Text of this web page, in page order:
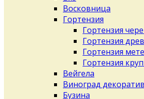
Восковница
Гортензия
Гортензия
Гортензия
Гортензия
Гортензия
Вейгела
Виноград
Бузина